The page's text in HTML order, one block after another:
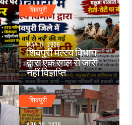
शिवपुरी
MAY 11, 2026
शिवपुरी मत्स्य विभाग
द्वारा एक साल से जारी
नहीं विज्ञप्ति
शिवपुरी